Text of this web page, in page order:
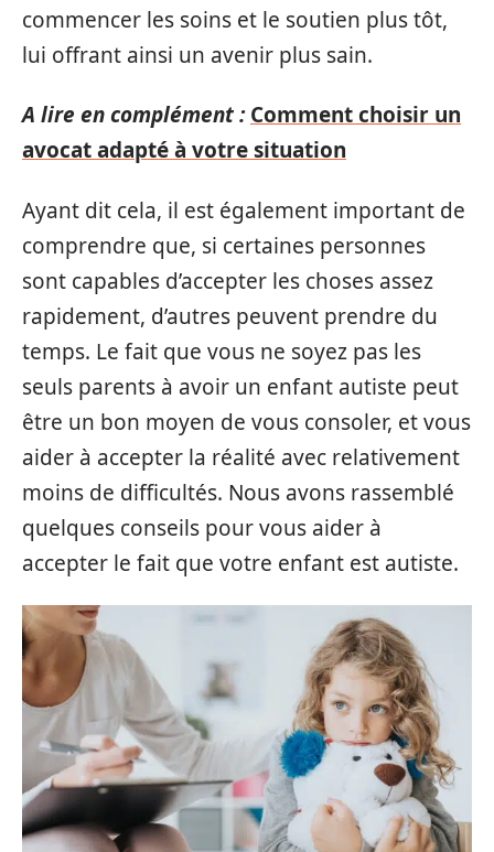
commencer les soins et le soutien plus tôt,
lui offrant ainsi un avenir plus sain.
A lire en complément : Comment choisir un
avocat adapté à votre situation
Ayant dit cela, il est également important de
comprendre que, si certaines personnes
sont capables d’accepter les choses assez
rapidement, d’autres peuvent prendre du
temps. Le fait que vous ne soyez pas les
seuls parents à avoir un enfant autiste peut
être un bon moyen de vous consoler, et vous
aider à accepter la réalité avec relativement
moins de difficultés. Nous avons rassemblé
quelques conseils pour vous aider à
accepter le fait que votre enfant est autiste.